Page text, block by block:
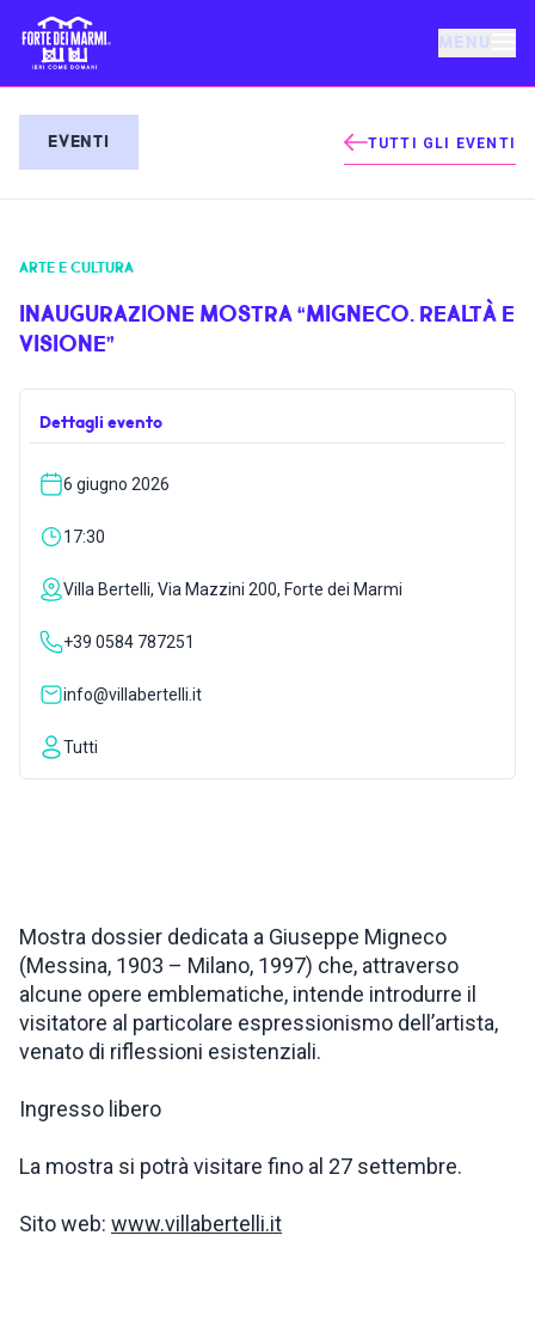
MENU
EVENTI
NOTIZIE
OSPITALITÀ
COSA FARE
ISPIRAZIONI
WEBCAM
CONTATTI
EVENTI TUTTI GLI EVENTI
ARTE E CULTURA
INAUGURAZIONE MOSTRA “MIGNECO. REALTÀ E
VISIONE”
Dettagli evento
6 giugno 2026
17:30
Villa Bertelli, Via Mazzini 200, Forte dei Marmi
+39 0584 787251
info@villabertelli.it
Tutti
Mostra dossier dedicata a Giuseppe Migneco
(Messina, 1903 – Milano, 1997) che, attraverso
alcune opere emblematiche, intende introdurre il
visitatore al particolare espressionismo dell’artista,
venato di riflessioni esistenziali.
Ingresso libero
La mostra si potrà visitare fino al 27 settembre.
Sito web: www.villabertelli.it